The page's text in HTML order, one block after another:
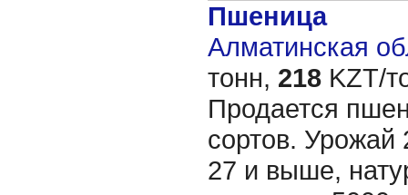
Пшеница
Алматинская
тонн, 218 KZT/
Продается
сортов. Урожай
27 и выше,